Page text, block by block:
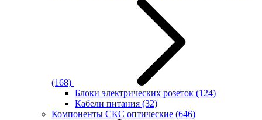
(168)
Блоки электрических розеток (124)
Кабели питания (32)
Компоненты СКС оптические (646)